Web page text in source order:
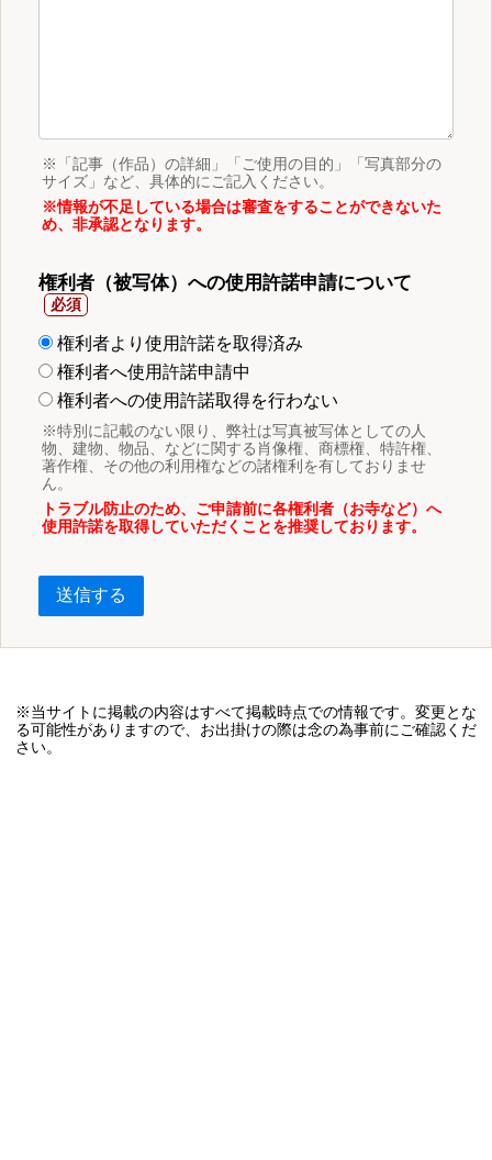
※「記事（作品）の詳細」「ご使用の目的」「写真部分の
サイズ」など、具体的にご記入ください。
※情報が不足している場合は審査をすることができないた
め、非承認となります。
権利者（被写体）への使用許諾申請について
権利者より使用許諾を取得済み
権利者へ使用許諾申請中
権利者への使用許諾取得を行わない
※特別に記載のない限り、弊社は写真被写体としての人
物、建物、物品、などに関する肖像権、商標権、特許権、
著作権、その他の利用権などの諸権利を有しておりませ
ん。
トラブル防止のため、ご申請前に各権利者（お寺など）へ
使用許諾を取得していただくことを推奨しております。
送信する
※当サイトに掲載の内容はすべて掲載時点での情報です。変更とな
る可能性がありますので、お出掛けの際は念の為事前にご確認くだ
さい。